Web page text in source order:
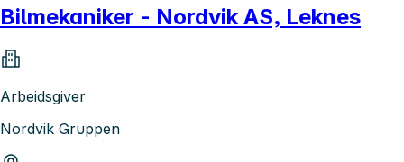
Bilmekaniker - Nordvik AS, Leknes
Arbeidsgiver
Nordvik Gruppen